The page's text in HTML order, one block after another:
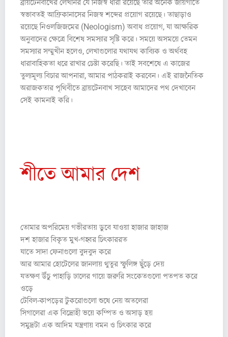
ব্রায়টেনবাখের লেখনির যে নিজস্ব ধারা রয়েছে তার অনেক জায়গাতে
স্বভাবতই আফ্রিকানাসের নিজস্ব শব্দের প্রয়োগ রয়েছে। তাছাড়াও
রয়েছে নিওলজিজমের (Neologism) অবাধ প্রয়োগ, যা আক্ষরিক
অনুবাদের ক্ষেত্রে বিশেষ সমস্যার সৃষ্টি করে। সময়ে অসময়ে তেমন
সমস্যার সম্মুখীন হলেও, লেখাগুলোর যথাযথ কাব্যিক ও অর্থবহ
ধারাবাহিকতা ধরে রাখার চেষ্টা করেছি। তাই সবশেষে এ কাজের
তুল্যমূল্য বিচার আপনারা, আমার পাঠকরাই করবেন। এই রাজনৈতিক
অরাজকতার পৃথিবীতে ব্রায়টেনবাখ সাহেব আমাদের পথ দেখাবেন
সেই কামনাই করি।
শীতে আমার দেশ
তোমার অপরিমেয় গভীরতায় ডুবে যাওয়া হাজার জাহাজ
দশ হাজার বিকৃত মুখ-গহ্বর চিৎকাররত
যাতে সাদা ফেনাগুলো বুদবুদ করে
আর আমার হোটেলের জানলায় থুতুর স্ফুলিঙ্গ ছুঁড়ে দেয়
যতক্ষণ উঁচু পাহাড়ি ঢালের গায়ে জরুরি সংকেতগুলো পতপত করে
ওড়ে
টেবিল-কাপড়ের টুকরোগুলো শুষে নেয় অতলেরা
সিগালেরা এক বিদ্রোহী ভয়ে কম্পিত ও অসাড় হয়
সমুদ্রটা এক আদিম যন্ত্রণায় বমন ও চিৎকার করে